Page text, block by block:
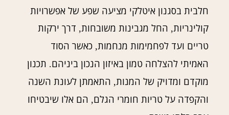
חלבית בסגנון איטלקי מציעה שפע של אפשרויות
קולינריות, החל מגבינות משובחות, דרך ירקות
טריים ועד לפחמימות מנחמות, כאשר הסוד
האמיתי להצלחה טמון באיזון הנכון ביניהם. תכנון
מוקדם ומדויק של המנות, התאמתן לעונת השנה
והקפדה על טריות חומרי הגלם, הם אלו שיבטיחו